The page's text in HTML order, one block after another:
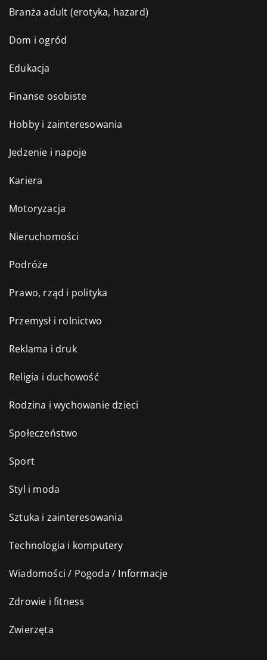
Branża adult (erotyka, hazard)
Dom i ogród
Edukacja
Finanse osobiste
Hobby i zainteresowania
Jedzenie i napoje
Kariera
Motoryzacja
Nieruchomości
Podróże
Prawo, rząd i polityka
Przemysł i rolnictwo
Reklama i druk
Religia i duchowość
Rodzina i wychowanie dzieci
Społeczeństwo
Sport
Styl i moda
Sztuka i zainteresowania
Technologia i komputery
Wiadomości / Pogoda / Informacje
Zdrowie i fitness
Zwierzęta